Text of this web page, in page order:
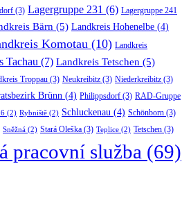
(3) Lagergruppe 231 (6) Lagergruppe 241
Bärn (5) Landkreis Hohenelbe (4)
Komotau (10) Landkreis
Tachau (7) Landkreis Tetschen (5)
Troppau (3) Neukreibitz (3) Niederkreibitz (3)
Brünn (4) Philippsdorf (3) RAD-Gruppe
(2) Rybniště (2) Schluckenau (4) Schönborn (3)
Sněžná (2) Stará Oleška (3) Teplice (2) Tetschen (3)
pracovní služba (69)